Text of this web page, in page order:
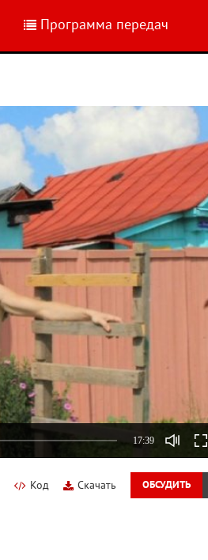
Программа передач
17:39
ОБСУДИТЬ
Скачать
Код